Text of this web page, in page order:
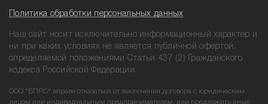
Политика обработки персональных данных
Наш сайт носит исключительно информационный характер и
ни при
каких условиях не является публичной офертой,
определяемой положениями Статьи 437 (2) Гражданского
кодекса Российской Федерации.
ООО "БПРС" вправе отказаться от заключения договора с юридическим
лицом или индивидуальным предпринимателем, или предложить иные